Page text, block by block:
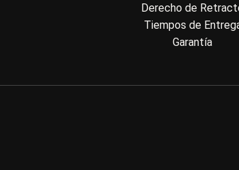
Derecho de
Tiempos de
Garantía